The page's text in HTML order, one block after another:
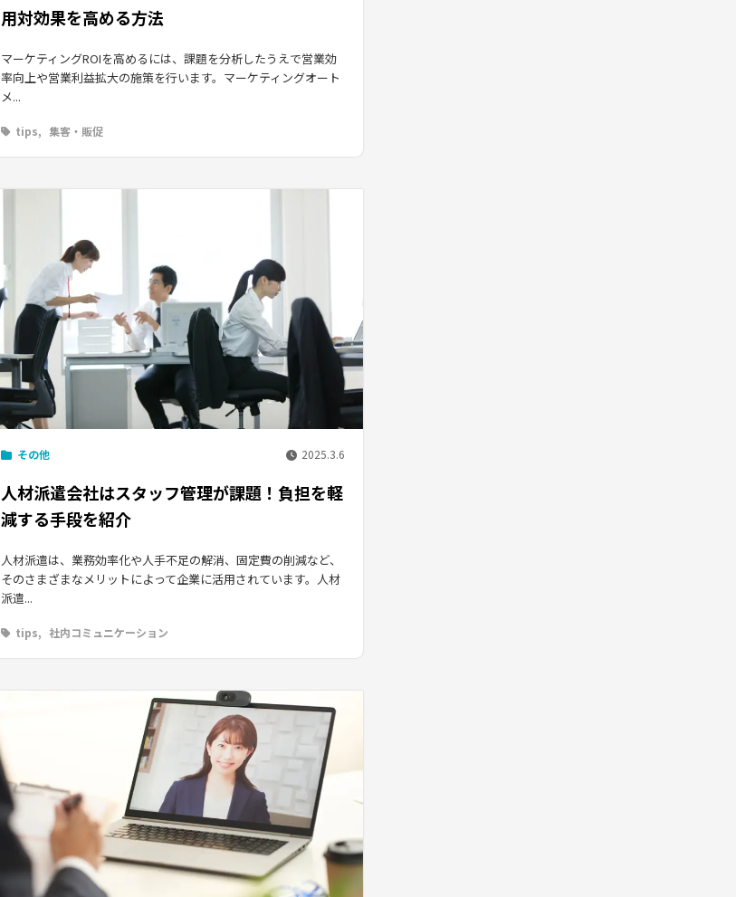
用対効果を高める方法
マーケティングROIを高めるには、課題を分析したうえで営業効
率向上や営業利益拡大の施策を行います。マーケティングオート
メ...
tips 集客・販促
その他 2025.3.6
人材派遣会社はスタッフ管理が課題！負担を軽
減する手段を紹介
人材派遣は、業務効率化や人手不足の解消、固定費の削減など、
そのさまざまなメリットによって企業に活用されています。人材
派遣...
tips 社内コミュニケーション